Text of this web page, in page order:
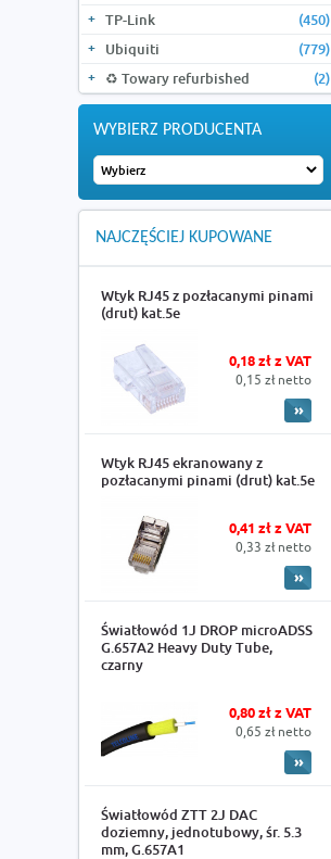
TP-Link
(450)
Ubiquiti
(779)
♻️ Towary refurbished
(2)
WYBIERZ PRODUCENTA
NAJCZĘŚCIEJ KUPOWANE
Wtyk RJ45 z pozłacanymi pinami
(drut) kat.5e
0,18 zł z VAT
0,15 zł netto
Wtyk RJ45 ekranowany z
pozłacanymi pinami (drut) kat.5e
0,41 zł z VAT
0,33 zł netto
Światłowód 1J DROP microADSS
G.657A2 Heavy Duty Tube,
czarny
0,80 zł z VAT
0,65 zł netto
Światłowód ZTT 2J DAC
doziemny, jednotubowy, śr. 5.3
mm, G.657A1